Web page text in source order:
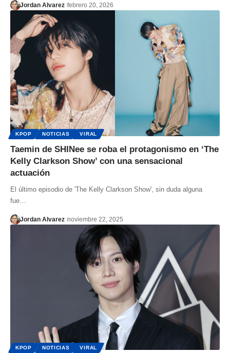
Jordan Alvarez febrero 20, 2026
KPOP NOTICIAS VIRAL
Taemin de SHINee se roba el protagonismo en ‘The
Kelly Clarkson Show’ con una sensacional
actuación
El último episodio de 'The Kelly Clarkson Show', sin duda alguna
fue…
Jordan Alvarez noviembre 22, 2025
KPOP NOTICIAS VIRAL